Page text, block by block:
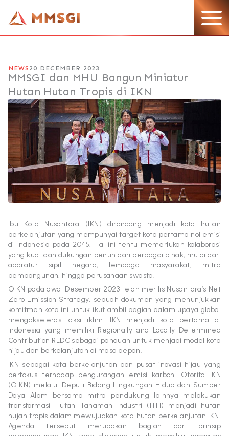
konten
NEWS 20 DECEMBER 2023
MMSGI dan MHU Bangun Miniatur
Hutan Hutan Tropis di IKN
Ibu Kota Nusantara (IKN) dirancang menjadi kota hutan
berkelanjutan yang mempunyai target kota pertama nol emisi
di Indonesia pada 2045. Hal ini tentu memerlukan kolaborasi
yang kuat dan dukungan penuh dari berbagai pihak, mulai dari
aparatur sipil negara, lembaga masyarakat, mitra
pembangunan, hingga perusahaan swasta.
OIKN pada awal Desember 2023 telah merilis Nusantara’s Net
Zero Emission Strategy, sebuah dokumen yang menunjukkan
komitmen kota ini untuk ikut ambil bagian dalam upaya global
mengakselerasi aksi iklim. IKN menjadi kota pertama di
Indonesia yang memiliki Regionally and Locally Determined
Contribution RLDC sebagai panduan untuk menjadi model kota
hijau dan berkelanjutan di masa depan.
IKN sebagai kota berkelanjutan dan pusat inovasi hijau yang
berfokus terhadap pengurangan emisi karbon. Otorita IKN
(OIKN) melalui Deputi Bidang Lingkungan Hidup dan Sumber
Daya Alam bersama mitra pendukung lainnya melakukan
transformasi Hutan Tanaman Industri (HTI) menjadi hutan
hujan tropis dalam mewujudkan kota hutan berkelanjutan IKN.
Agenda tersebut merupakan bagian dari prinsip